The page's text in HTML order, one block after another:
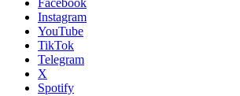
Facebook
Instagram
YouTube
TikTok
Telegram
X
Spotify